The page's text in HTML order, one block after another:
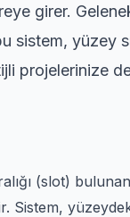
girer.
yüzey
projelerinize
(slot)
Sistem,